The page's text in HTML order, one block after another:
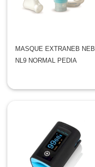
MASQUE EXTRANEB NEB
NL9 NORMAL PEDIA